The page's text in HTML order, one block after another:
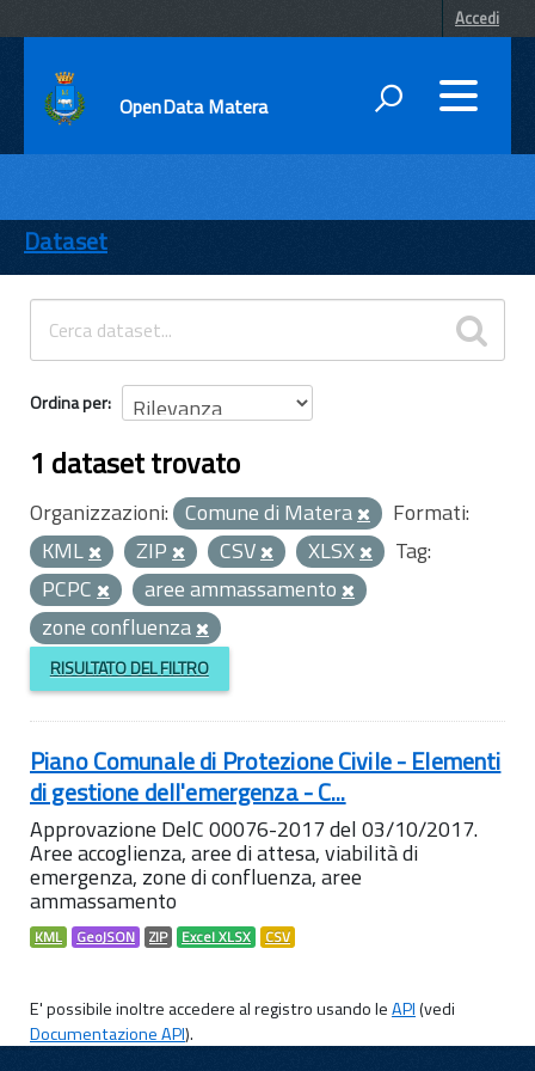
Accedi
OpenData Matera
ENTI
TEMI
INFORMAZIONI
Dataset
Ordina per
1 dataset trovato
Organizzazioni: Comune di Matera
Formati:
KML
ZIP CSV XLSX
Tag:
PCPC
aree ammassamento
zone confluenza
RISULTATO DEL FILTRO
Piano Comunale di Protezione Civile - Elementi
di gestione dell'emergenza - C...
Approvazione DelC 00076-2017 del 03/10/2017.
Aree accoglienza, aree di attesa, viabilità di
emergenza, zone di confluenza, aree
ammassamento
KML GeoJSON ZIP Excel XLSX CSV
E' possibile inoltre accedere al registro usando leAPI(vedi
Documentazione API).